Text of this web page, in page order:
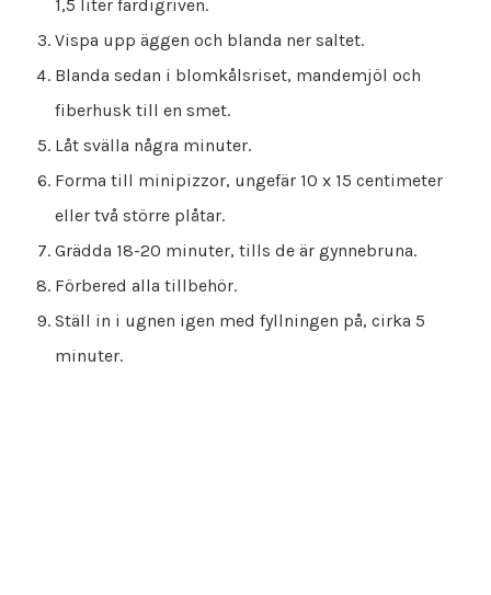
1,5 liter färdigriven.
Vispa upp äggen och blanda ner saltet.
Blanda sedan i blomkålsriset, mandemjöl och
fiberhusk till en smet.
Låt svälla några minuter.
Forma till minipizzor, ungefär 10 x 15 centimeter
eller två större plåtar.
Grädda 18-20 minuter, tills de är gynnebruna.
Förbered alla tillbehör.
Ställ in i ugnen igen med fyllningen på, cirka 5
minuter.